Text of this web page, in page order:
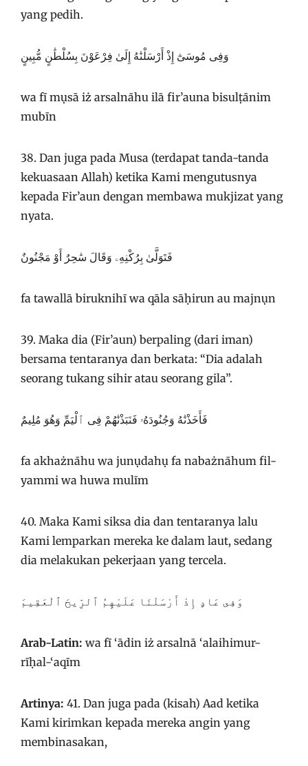
yang pedih.
وَفِى مُوسَىٰٓ إِذْ أَرْسَلْنَٰهُ إِلَىٰ فِرْعَوْنَ بِسُلْطَٰنٍ مُّبِينٍ
wa fī mụsā iż arsalnāhu ilā fir’auna bisulṭānim
mubīn
38. Dan juga pada Musa (terdapat tanda-tanda
kekuasaan Allah) ketika Kami mengutusnya
kepada Fir’aun dengan membawa mukjizat yang
nyata.
فَتَوَلَّىٰ بِرُكْنِهِۦ وَقَالَ سَٰحِرٌ أَوْ مَجْنُونٌ
fa tawallā biruknihī wa qāla sāḥirun au majnụn
39. Maka dia (Fir’aun) berpaling (dari iman)
bersama tentaranya dan berkata: “Dia adalah
seorang tukang sihir atau seorang gila”.
فَأَخَذْنَٰهُ وَجُنُودَهُۥ فَنَبَذْنَٰهُمْ فِى ٱلْيَمِّ وَهُوَ مُلِيمٌ
fa akhażnāhu wa junụdahụ fa nabażnāhum fil-
yammi wa huwa mulīm
40. Maka Kami siksa dia dan tentaranya lalu
Kami lemparkan mereka ke dalam laut, sedang
dia melakukan pekerjaan yang tercela.
وَفِى عَادٍ إِذْ أَرْسَلْنَا عَلَيْهِمُ ٱلرِّيحَ ٱلْعَقِيمَ
Arab-Latin: wa fī ‘ādin iż arsalnā ‘alaihimur-
rīḥal-‘aqīm
Artinya: 41. Dan juga pada (kisah) Aad ketika
Kami kirimkan kepada mereka angin yang
membinasakan,